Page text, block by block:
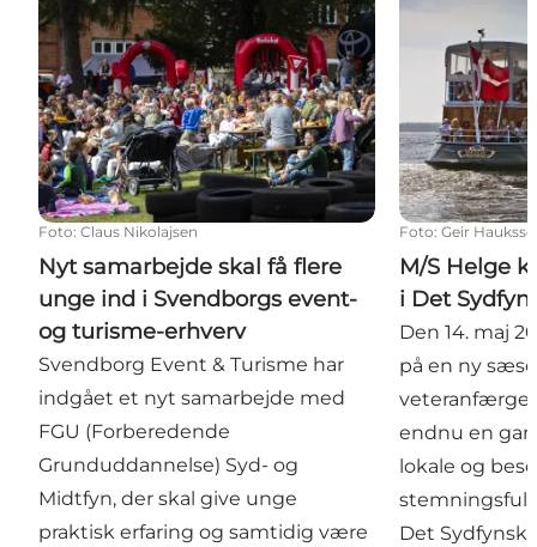
Foto: Claus Nikolajsen
Nyt samarbejde skal få flere
unge ind i Svendborgs event-
og turisme-erhverv
Svendborg Event & Turisme har
indgået et nyt samarbejde med
FGU (Forberedende
Grunduddannelse) Syd- og
Midtfyn, der skal give unge
praktisk erfaring og samtidig være
Foto: Geir
M/S Helge
i Det
Den 14. maj
på en ny
veteranfærge
endnu en
lokale og
Det